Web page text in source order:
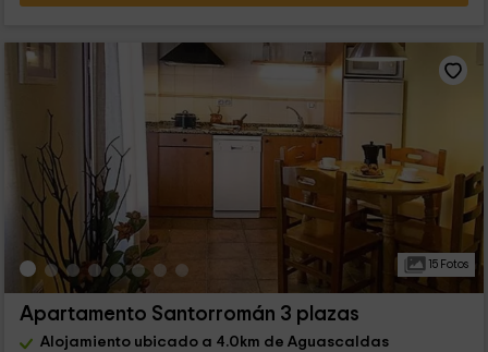
15 Fotos
Apartamento Santorromán 3 plazas
Alojamiento ubicado a 4.0km de Aguascaldas